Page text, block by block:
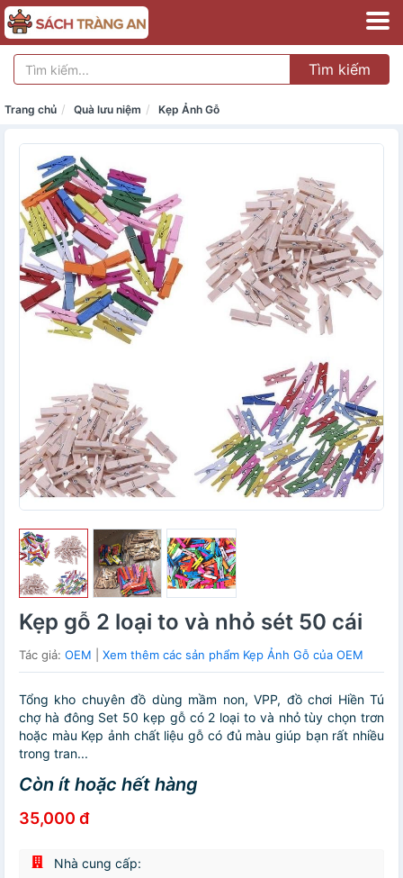
Tìm kiếm
Trang chủ Quà lưu niệm Kẹp Ảnh Gỗ
Kẹp gỗ 2 loại to và nhỏ sét 50 cái
Tác giả: OEM Xem thêm các sản phẩm Kẹp Ảnh Gỗ của OEM
Tổng kho chuyên đồ dùng mầm non, VPP, đồ chơi Hiền Tú
chợ hà đông Set 50 kẹp gỗ có 2 loại to và nhỏ tùy chọn trơn
hoặc màu Kẹp ảnh chất liệu gỗ có đủ màu giúp bạn rất nhiều
trong tran...
Còn ít hoặc hết hàng
35,000 đ
Nhà cung cấp: